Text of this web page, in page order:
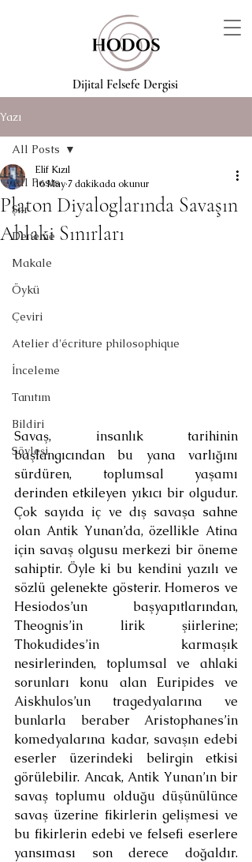
Dijital Felsefe Dergisi
Yazı
All Posts
Şiir
Deneme
Makale
Öykü
Çeviri
Atelier d'écriture philosophique
İnceleme
Tanıtım
Bildiri
Söyleşi
All Posts
Platon Diyaloglarında Savaşın
Ahlaki Sınırları
Elif Kızıl
16 May 7 dakikada okunur
Savaş, insanlık tarihinin
başlangıcından bu yana varlığını
sürdüren, toplumsal yaşamı
derinden etkileyen yıkıcı bir olgudur.
Çok sayıda iç ve dış savaşa sahne
olan Antik Yunan’da, özellikle Atina
için savaş olgusu merkezi bir öneme
sahiptir. Öyle ki bu kendini yazılı ve
sözlü gelenekte gösterir. Homeros ve
Hesiodos’un başyapıtlarından,
Theognis’in lirik şiirlerine;
Thokudides’in karmaşık
nesirlerinden, toplumsal ve ahlaki
sorunları konu alan Euripides ve
Aiskhulos’un tragedyalarına ve
bunlarla beraber Aristophanes’in
komedyalarına kadar, savaşın edebi
eserler üzerindeki belirgin etkisi
görülebilir. Ancak, Antik Yunan’ın bir
savaş toplumu olduğu düşünülünce
savaş üzerine fikirlerin gelişmesi ve
bu fikirlerin edebi ve felsefi eserlere
yansıması son derece doğaldır.